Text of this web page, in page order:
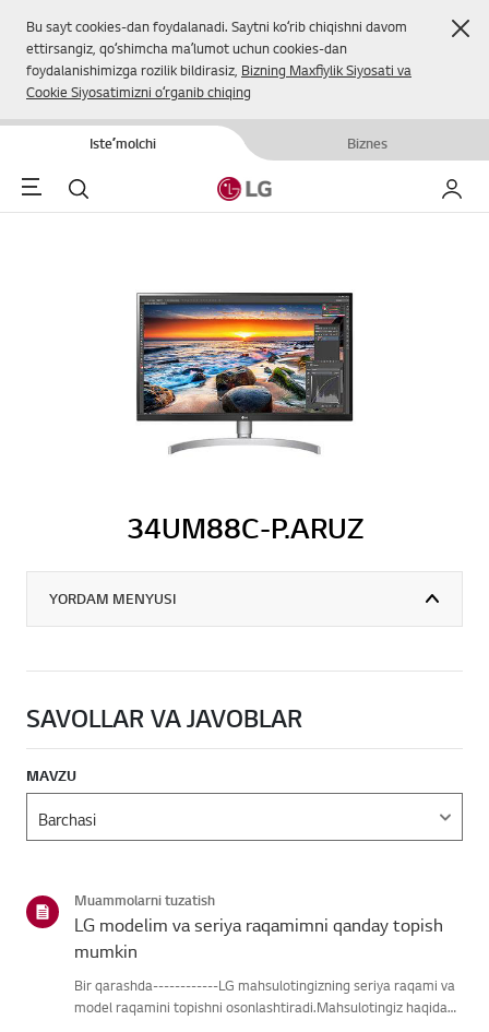
Bu sayt cookies-dan foydalanadi. Saytni koʻrib chiqishni davom
ettirsangiz, qoʻshimcha maʼlumot uchun cookies-dan
foydalanishimizga rozilik bildirasiz, Bizning Maxfiylik Siyosati va
Cookie Siyosatimizni oʻrganib chiqing
Isteʼmolchi Biznes
Menu Qidirish
34UM88C-P.ARUZ
YORDAM MENYUSI
SAVOLLAR VA JAVOBLAR
MAVZU
Muammolarni tuzatish
LG modelim va seriya raqamimni qanday topish
mumkin
Bir qarashda------------LG mahsulotingizning seriya raqami va
model raqamini topishni osonlashtiradi.Mahsulotingiz haqidagi